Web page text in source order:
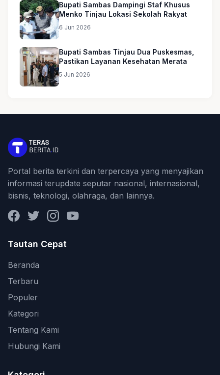
Bupati Sambas Dampingi Staf Khusus
Menko Tinjau Lokasi Sekolah Rakyat
6 Jun 2026
Bupati Sambas Tinjau Dua Puskesmas,
Pastikan Layanan Kesehatan Merata
5 Jun 2026
Portal berita terkini dan terpercaya yang menyajikan
informasi terupdate seputar nasional, internasional,
bisnis, teknologi, olahraga, dan lainnya.
FacebookTwitterInstagramYouTube
Tautan Cepat
Beranda
Terbaru
Populer
Kategori
Tentang Kami
Hubungi Kami